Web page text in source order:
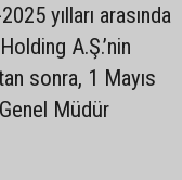
yılları arasında
A.Ş.’nin
sonra, 1 Mayıs
Müdür